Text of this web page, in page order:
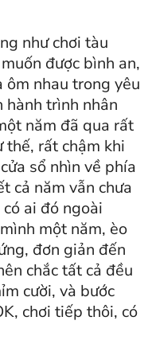
như chơi tàu
được bình an,
nhau trong yêu
hành trình nhân
năm đã qua rất
thế, rất chậm khi
sổ nhìn về phía
cả năm vẫn chưa
ai đó ngoài
một năm, èo
đơn giản đến
chắc tất cả đều
cười, và bước
chơi tiếp thôi, có